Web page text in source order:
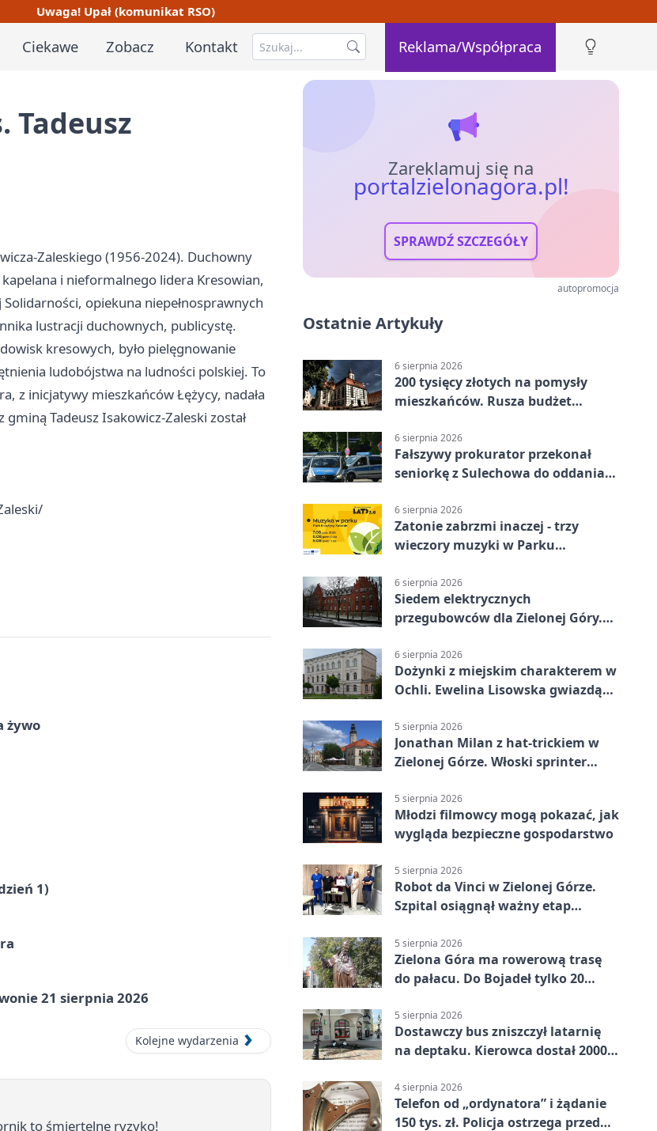
Uwaga! Upał (komunikat RSO)
Ciekawe Zobacz Kontakt Reklama/Współpraca
Tadeusz
Zaleskiego (1956-2024). Duchowny
i nieformalnego lidera Kresowian,
opiekuna niepełnosprawnych
lustracji duchownych, publicystę.
kresowych, było pielęgnowanie
ludobójstwa na ludności polskiej. To
z inicjatywy mieszkańców Łężycy, nadała
Tadeusz Isakowicz-Zaleski został
żywo
1)
21 sierpnia 2026
Kolejne wydarzenia
to śmiertelne ryzyko!
Zareklamuj się na
portalzielonagora.pl!
SPRAWDŹ SZCZEGÓŁY
autopromocja
Ostatnie Artykuły
6 sierpnia 2026
200 tysięcy złotych na pomysły
mieszkańców. Rusza budżet
6 sierpnia 2026
Fałszywy prokurator przekonał
seniorkę z Sulechowa do oddania
6 sierpnia 2026
Zatonie zabrzmi inaczej - trzy
wieczory muzyki w Parku
6 sierpnia 2026
Siedem elektrycznych
przegubowców dla Zielonej Góry.
6 sierpnia 2026
Dożynki z miejskim charakterem w
Ochli. Ewelina Lisowska gwiazdą
5 sierpnia 2026
Jonathan Milan z hat-trickiem w
Zielonej Górze. Włoski sprinter
5 sierpnia 2026
Młodzi filmowcy mogą pokazać, jak
wygląda bezpieczne gospodarstwo
5 sierpnia 2026
Robot da Vinci w Zielonej Górze.
Szpital osiągnął ważny etap
5 sierpnia 2026
Zielona Góra ma rowerową trasę
do pałacu. Do Bojadeł tylko 20
5 sierpnia 2026
Dostawczy bus zniszczył latarnię
na deptaku. Kierowca dostał 2000
4 sierpnia 2026
Telefon od „ordynatora” i żądanie
150 tys. zł. Policja ostrzega przed